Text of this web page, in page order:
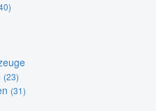
(23)
(31)